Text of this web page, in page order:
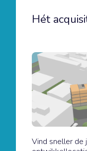
Hét
Vind sneller de